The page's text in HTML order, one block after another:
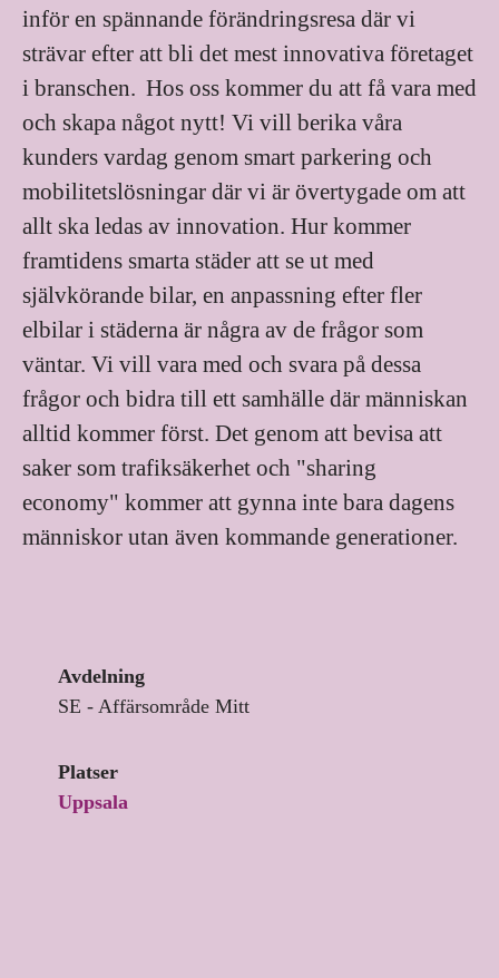
inför en spännande förändringsresa där vi
strävar efter att bli det mest innovativa företaget
i branschen. Hos oss kommer du att få vara med
och skapa något nytt! Vi vill berika våra
kunders vardag genom smart parkering och
mobilitetslösningar där vi är övertygade om att
allt ska ledas av innovation. Hur kommer
framtidens smarta städer att se ut med
självkörande bilar, en anpassning efter fler
elbilar i städerna är några av de frågor som
väntar. Vi vill vara med och svara på dessa
frågor och bidra till ett samhälle där människan
alltid kommer först. Det genom att bevisa att
saker som trafiksäkerhet och "sharing
economy" kommer att gynna inte bara dagens
människor utan även kommande generationer.
Avdelning
SE - Affärsområde Mitt
Platser
Uppsala